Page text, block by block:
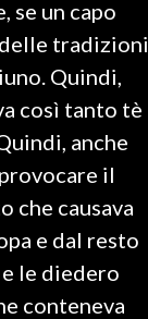
se un capo
delle tradizioni
Quindi,
così tanto tè
anche
il
che causava
e dal resto
le diedero
conteneva